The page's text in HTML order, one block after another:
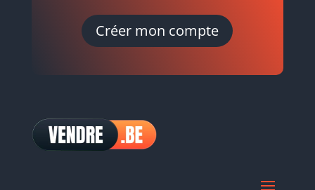
Créer mon compte